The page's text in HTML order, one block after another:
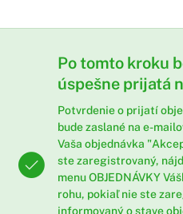
Po tomto kroku
úspešne prijatá
Potvrdenie o prijatí
bude zaslané na e-
Vaša objednávka
ste zaregistrovaný,
menuOBJEDNÁVKY
rohu, pokiaľ nie ste
informovaný o stave